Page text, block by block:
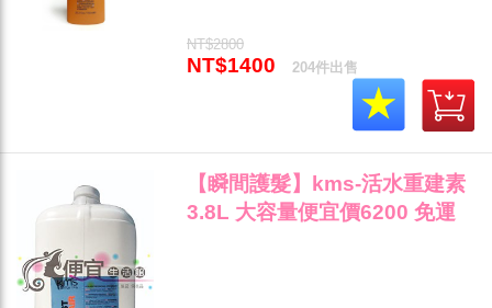
NT$2800
NT$1400 204件出售
【瞬間護髮】kms-活水重建素
3.8L 大容量便宜價6200 免運